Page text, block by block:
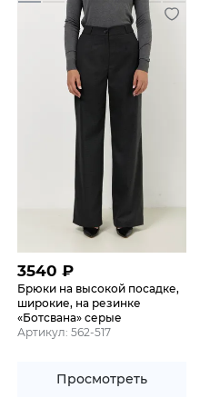
3540 ₽
Брюки на высокой посадке,
широкие, на резинке
«Ботсвана» серые
Артикул: 562-517
Просмотреть